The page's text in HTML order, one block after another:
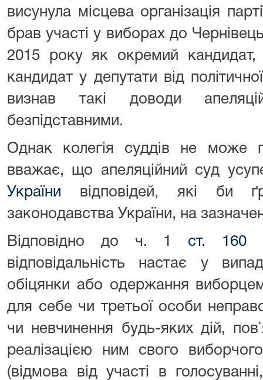
висунула місцева організація
брав участі у виборах до
2015 року як окремий
кандидат у депутати від
визнав такі доводи
безпідставними.
Однак колегія суддів не може
вважає, що апеляційний суд
України відповідей, які би
законодавства України, на
Відповідно до ч. 1 ст. 160
відповідальність настає у
обіцянки або одержання
для себе чи третьої особи
чи невчинення будь-яких дій,
реалізацією ним свого
(відмова від участі в